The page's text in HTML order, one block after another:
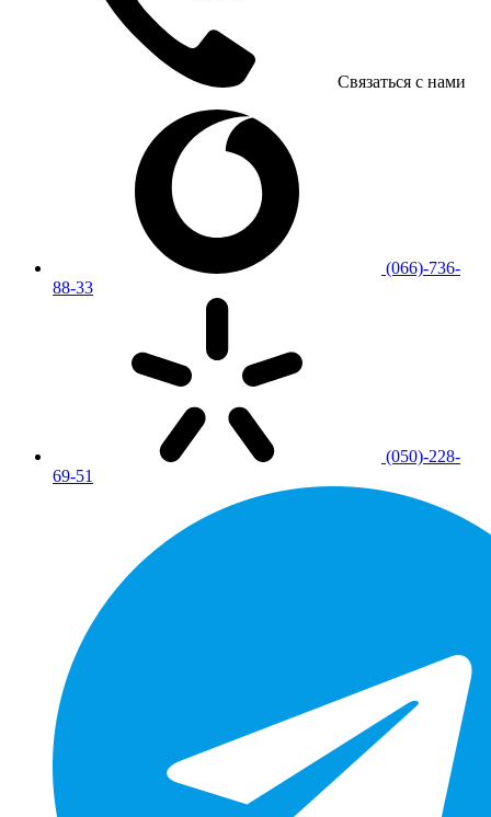
Связаться с нами
(066)-736-
88-33
(050)-228-
69-51